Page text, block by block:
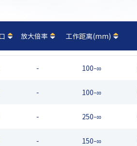
放大倍率 工作距离(mm)
- 100-∞
- 100-∞
- 250-∞
- 150-∞